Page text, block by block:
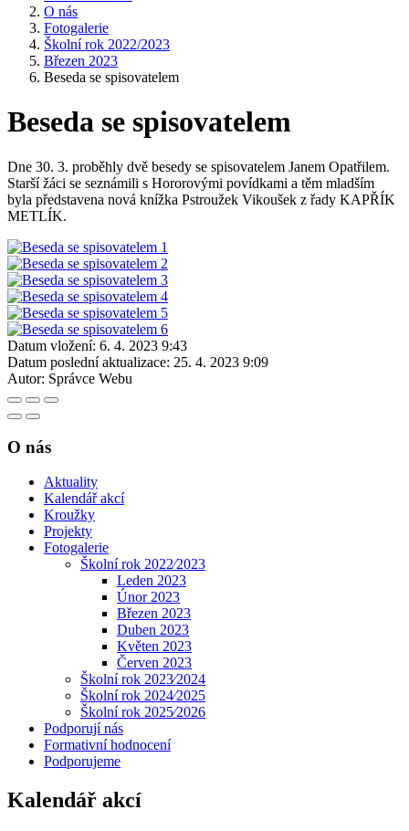
O nás
Fotogalerie
Školní rok 2022/2023
Březen 2023
Beseda se spisovatelem
Beseda se spisovatelem
Dne 30. 3. proběhly dvě besedy se spisovatelem Janem Opatřilem.
Starší žáci se seznámili s Hororovými povídkami a těm mladším
byla představena nová knížka Pstroužek Vikoušek z řady KAPŘÍK
METLÍK.
Datum vložení: 6. 4. 2023 9:43
Datum poslední aktualizace: 25. 4. 2023 9:09
Autor: Správce Webu
O nás
Aktuality
Kalendář akcí
Kroužky
Projekty
Fotogalerie
Školní rok 2022⁄2023
Leden 2023
Únor 2023
Březen 2023
Duben 2023
Květen 2023
Červen 2023
Školní rok 2023⁄2024
Školní rok 2024⁄2025
Školní rok 2025⁄2026
Podporují nás
Formativní hodnocení
Podporujeme
Kalendář akcí